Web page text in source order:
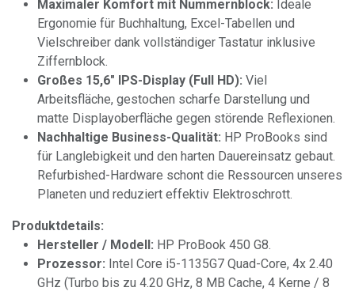
Maximaler Komfort mit Nummernblock: Ideale
Ergonomie für Buchhaltung, Excel-Tabellen und
Vielschreiber dank vollständiger Tastatur inklusive
Ziffernblock.
Großes 15,6" IPS-Display (Full HD): Viel
Arbeitsfläche, gestochen scharfe Darstellung und
matte Displayoberfläche gegen störende Reflexionen.
Nachhaltige Business-Qualität: HP ProBooks sind
für Langlebigkeit und den harten Dauereinsatz gebaut.
Refurbished-Hardware schont die Ressourcen unseres
Planeten und reduziert effektiv Elektroschrott.
Produktdetails:
Hersteller / Modell: HP ProBook 450 G8.
Prozessor: Intel Core i5-1135G7 Quad-Core, 4x 2.40
GHz (Turbo bis zu 4.20 GHz, 8 MB Cache, 4 Kerne / 8